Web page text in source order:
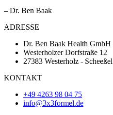
– Dr. Ben Baak
ADRESSE
Dr. Ben Baak Health GmbH
Westerholzer Dorfstraße 12
27383 Westerholz - Scheeßel
KONTAKT
+49 4263 98 04 75
info@3x3formel.de